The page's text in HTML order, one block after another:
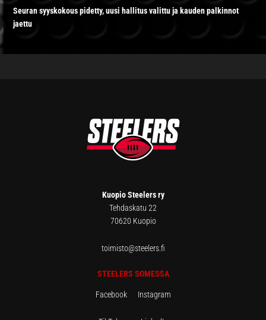
Seuran syyskokous pidetty, uusi hallitus valittu ja kauden palkinnot
jaettu
Kuopio Steelers ry
Tehdaskatu 22
70620 Kuopio
toimisto@steelers.fi
STEELERS SOMESSA
Facebook Instagram